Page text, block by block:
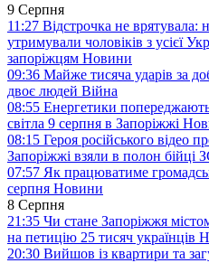
9 Серпня
11:27 Відстрочка не врятувала:
утримували чоловіків з усієї
запоріжцям Новини
09:36 Майже тисяча ударів за
двоє людей Війна
08:55 Енергетики
світла 9 серпня в Запоріжжі
08:15 Героя російського відео
Запоріжжі взяли в полон
07:57 Як працюватиме
серпня Новини
8 Серпня
21:35 Чи стане Запоріжжя
на петицію 25 тисяч українців
20:30 Вийшов із квартири та